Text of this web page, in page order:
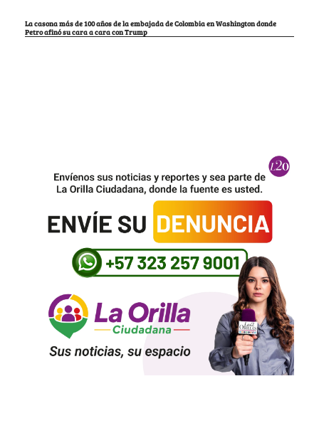
La casona más de 100 años de la embajada de Colombia en Washington donde
Petro afinó su cara a cara con Trump